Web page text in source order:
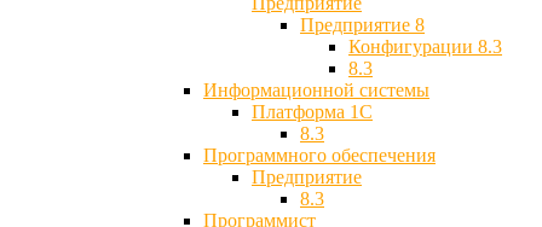
Предприятие 8
Конфигурации 8.3
8.3
Информационной системы
Платформа 1С
8.3
Программного обеспечения
Предприятие
8.3
Программист